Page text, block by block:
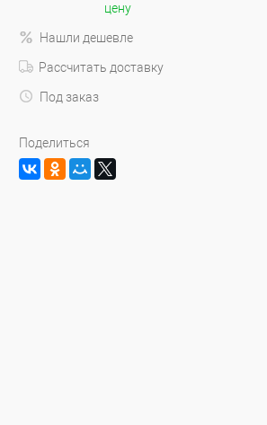
цену
Нашли дешевле
Рассчитать доставку
Под заказ
Поделиться